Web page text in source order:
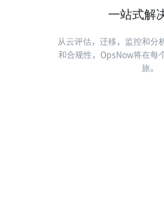
一站式解
从云评估，迁移，监控和分
和合规性，OpsNow将在每
旅。